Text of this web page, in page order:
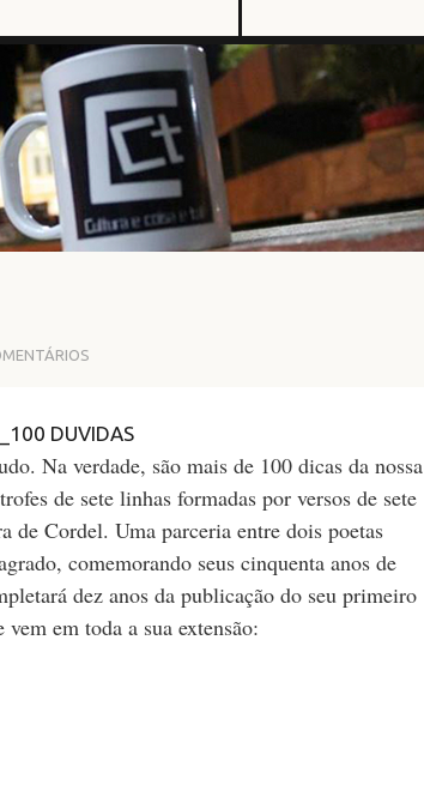
Na verdade, são mais de 100 dicas da nossa
de sete linhas formadas por versos de sete
Cordel. Uma parceria entre dois poetas
comemorando seus cinquenta anos de
dez anos da publicação do seu primeiro
em toda a sua extensão: